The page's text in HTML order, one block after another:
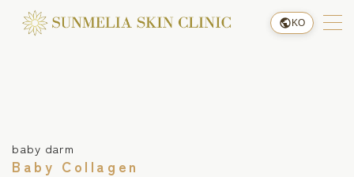
KO
오시는 길
baby darm
Baby Collagen